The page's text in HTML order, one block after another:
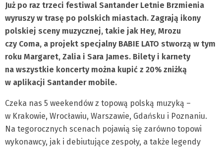
Już po raz trzeci festiwal Santander Letnie Brzmienia
wyruszy w trasę po polskich miastach. Zagrają ikony
polskiej sceny muzycznej, takie jak Hey, Mrozu
czy Coma, a projekt specjalny BABIE LATO stworzą w tym
roku Margaret, Zalia i Sara James. Bilety i karnety
na wszystkie koncerty można kupić z 20% zniżką
w aplikacji Santander mobile.
Czeka nas 5 weekendów z topową polską muzyką –
w Krakowie, Wrocławiu, Warszawie, Gdańsku i Poznaniu.
Na tegorocznych scenach pojawią się zarówno topowi
wykonawcy, jak i debiutujące zespoły, a także legendy